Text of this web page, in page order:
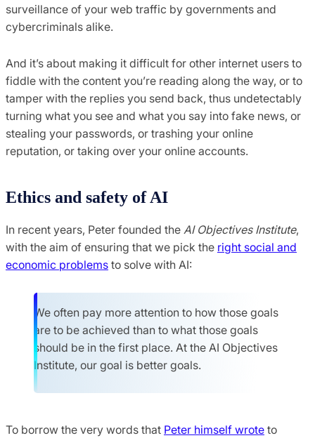
surveillance of your web traffic by governments and
cybercriminals alike.
And it’s about making it difficult for other internet users to
fiddle with the content you’re reading along the way, or to
tamper with the replies you send back, thus undetectably
turning what you see and what you say into fake news, or
stealing your passwords, or trashing your online
reputation, or taking over your online accounts.
Ethics and safety of AI
In recent years, Peter founded the AI Objectives Institute,
with the aim of ensuring that we pick the right social and
economic problems to solve with AI:
We often pay more attention to how those goals
are to be achieved than to what those goals
should be in the first place. At the AI Objectives
Institute, our goal is better goals.
To borrow the very words that Peter himself wrote to